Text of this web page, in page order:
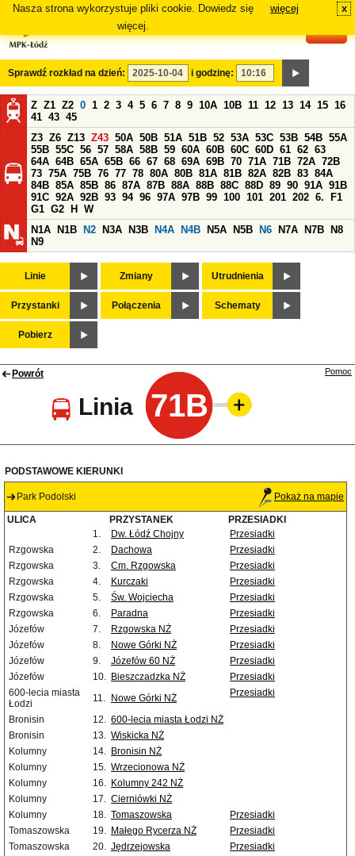
Nasza strona wykorzystuje pliki cookie. Dowiedz się
więcej.
więcej x
Sprawdź rozkład na dzień: i godzinę:
Z Z1 Z2 0 1 2 3 4 5 6 7 8 9 10A 10B 11 12 13 14 15 16
41 43 45
Z3 Z6 Z13 Z43 50A 50B 51A 51B 52 53A 53C 53B 54B 55A
55B 55C 56 57 58A 58B 59 60A 60B 60C 60D 61 62 63
64A 64B 65A 65B 66 67 68 69A 69B 70 71A 71B 72A 72B
73 75A 75B 76 77 78 80A 80B 81A 81B 82A 82B 83 84A
84B 85A 85B 86 87A 87B 88A 88B 88C 88D 89 90 91A 91B
91C 92A 92B 93 94 96 97A 97B 99 100 101 201 202 6.
F1
G1 G2 H
W
N1A
N1B N2 N3A N3B N4A N4B N5A N5B N6 N7A N7B
N8
N9
Linie Zmiany Utrudnienia
Przystanki Połączenia Schematy
Pobierz
Powrót
Linia 71B
Pomoc
PODSTAWOWE KIERUNKI
Park Podolski Pokaż na mapie
ULICA PRZYSTANEK
PRZESIADKI
1.
Dw. Łódź Chojny
Przesiadki
Rzgowska
2. Dachowa
Przesiadki
Rzgowska
3. Cm. Rzgowska
Przesiadki
Rzgowska
4. Kurczaki
Przesiadki
Rzgowska
5. Św. Wojciecha
Przesiadki
Rzgowska
6. Paradna
Przesiadki
Józefów
7. Rzgowska NŻ
Przesiadki
Józefów
8. Nowe Górki NŻ
Przesiadki
Józefów
9. Józefów 60 NŻ
Przesiadki
Józefów
10. Bieszczadzka NŻ
Przesiadki
600-lecia miasta
Łodzi
11. Nowe Górki NŻ Przesiadki
Bronisin 12. 600-lecia miasta Łodzi NŻ
Bronisin
13. Wiskicka NŻ
Kolumny
14. Bronisin NŻ
Kolumny
15. Wrzecionowa NŻ
Kolumny
16. Kolumny 242 NŻ
Kolumny
17. Cierniówki NŻ
Kolumny
18. Tomaszowska
Przesiadki
Tomaszowska
19. Małego Rycerza NŻ
Przesiadki
Tomaszowska
20. Jędrzejowska
Przesiadki